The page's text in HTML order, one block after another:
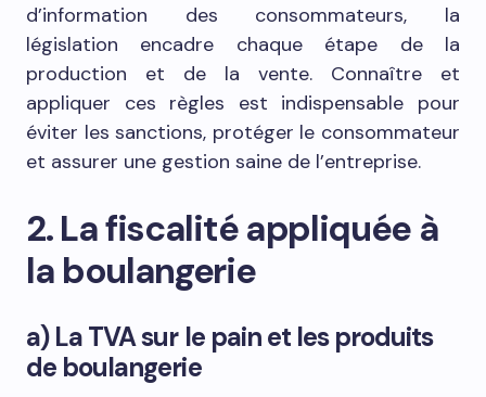
d’information des consommateurs, la
législation encadre chaque étape de la
production et de la vente. Connaître et
appliquer ces règles est indispensable pour
éviter les sanctions, protéger le consommateur
et assurer une gestion saine de l’entreprise.
2. La fiscalité appliquée à
la boulangerie
a) La TVA sur le pain et les produits
de boulangerie